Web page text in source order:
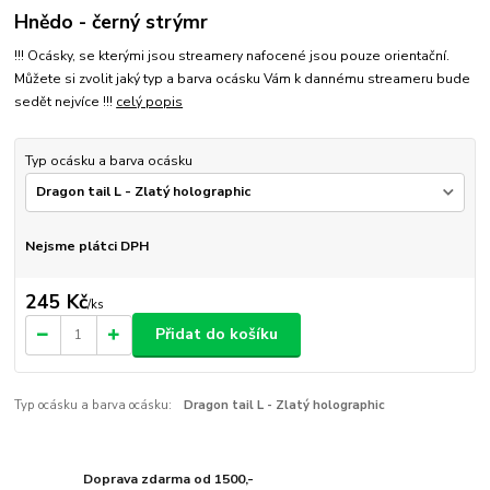
Hnědo - černý strýmr
!!! Ocásky, se kterými jsou streamery nafocené jsou pouze orientační.
Můžete si zvolit jaký typ a barva ocásku Vám k dannému streameru bude
sedět nejvíce !!! celý popis
Typ ocásku a barva ocásku
Nejsme plátci DPH
245 Kč/ks
Přidat do košíku
Typ ocásku a barva ocásku: Dragon tail L - Zlatý holographic
Doprava zdarma od 1500,-